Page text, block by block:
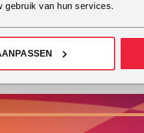
gebruik van hun services.